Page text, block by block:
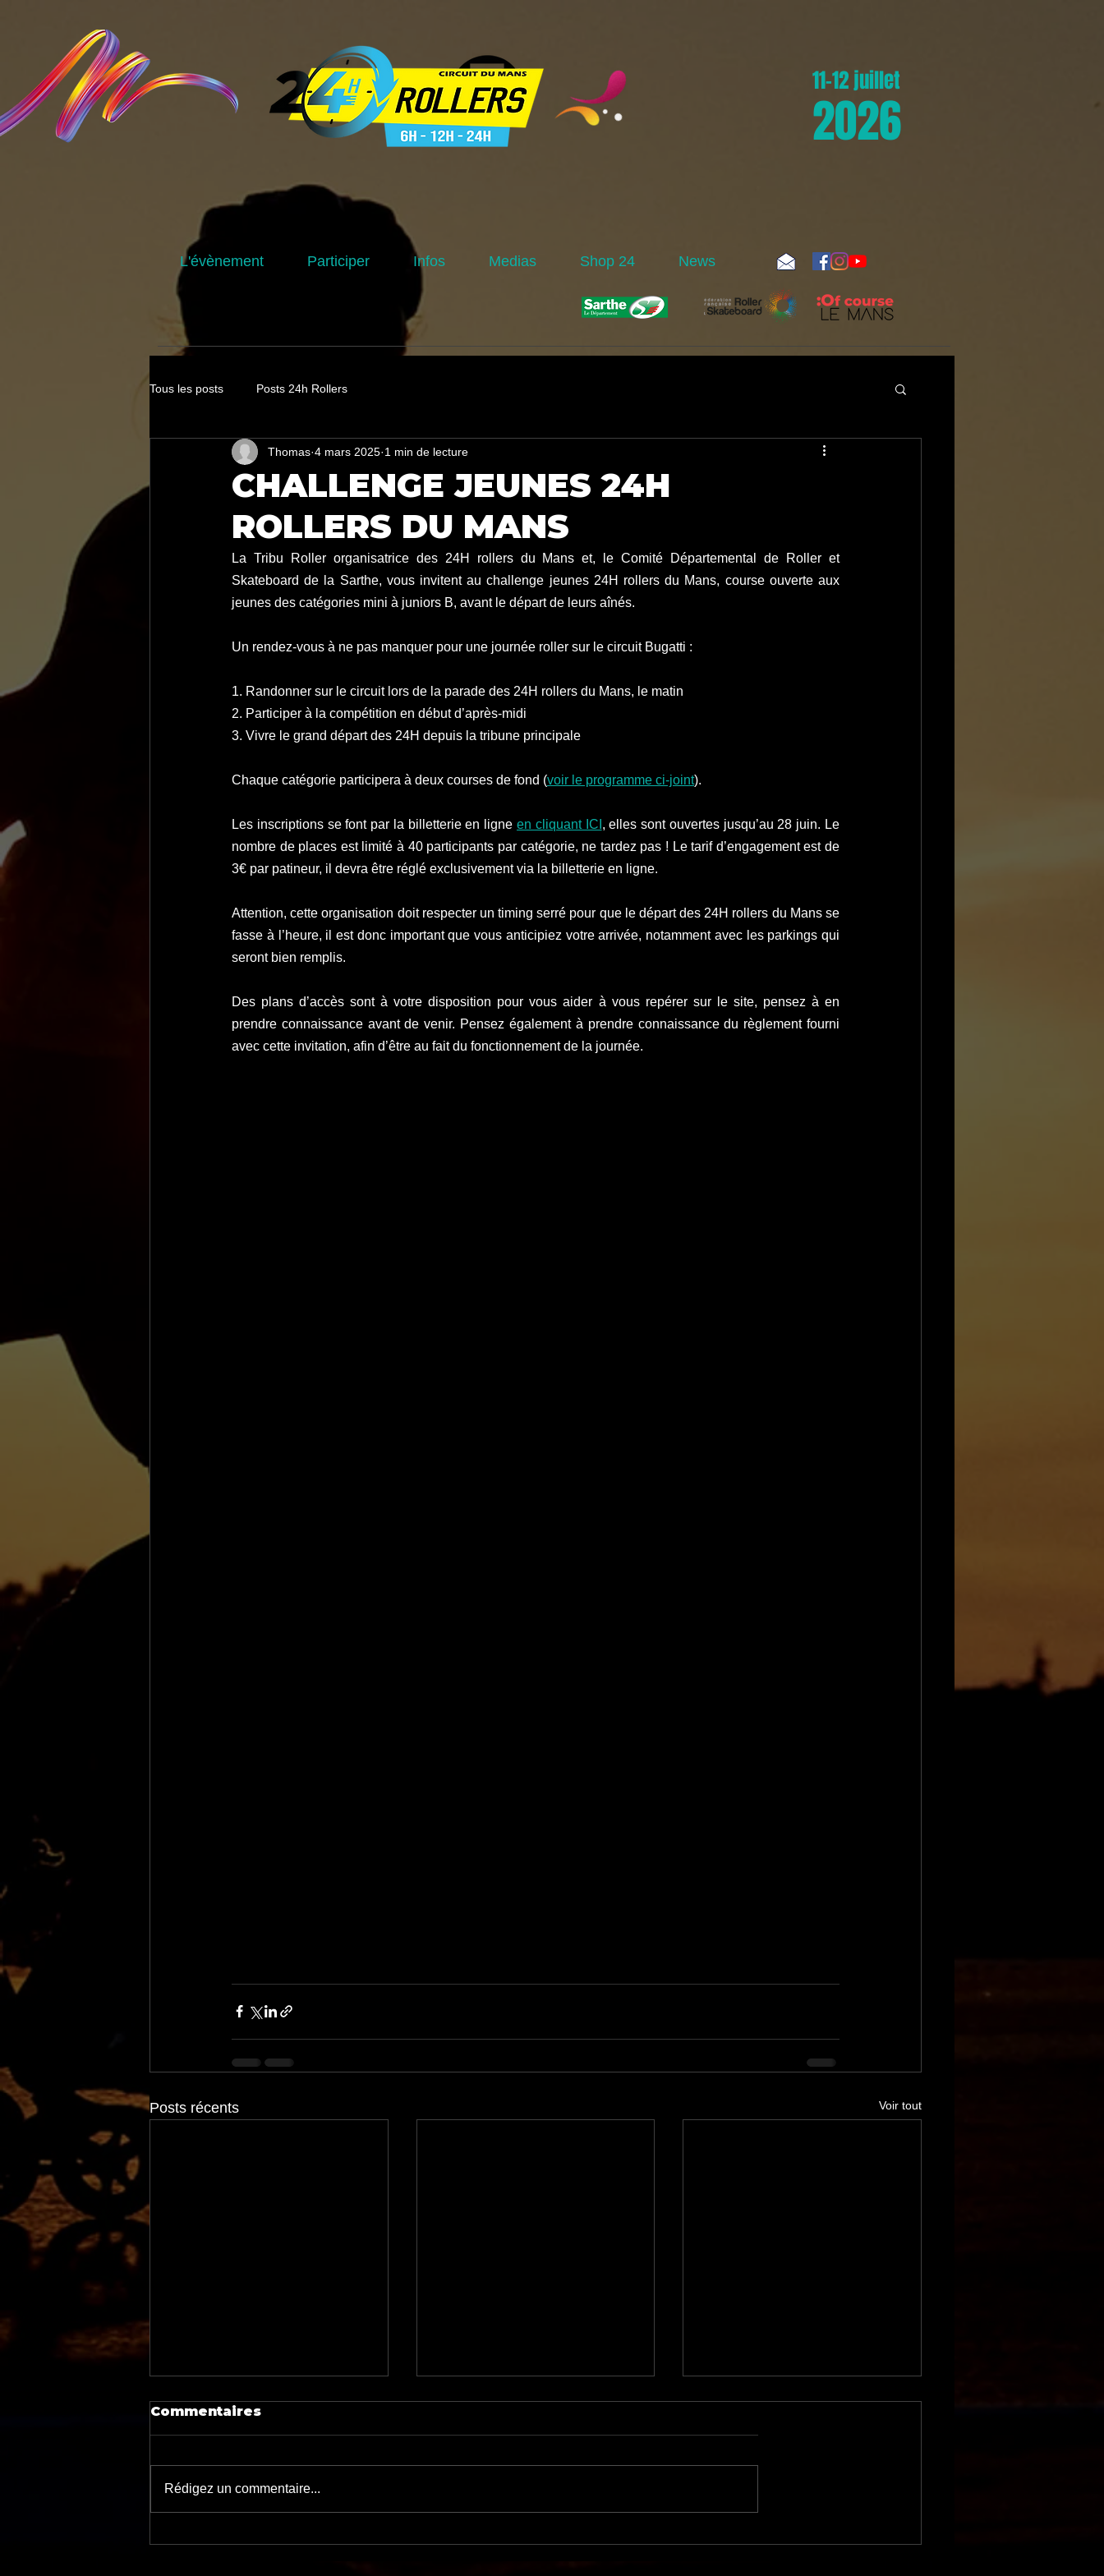
L'évènement Participer Infos Medias Shop 24 News
11-12 juillet
2026
Tous les posts Posts 24h Rollers
CHALLENGE JEUNES 24H
ROLLERS DU MANS
Thomas 4 mars 2025 1 min de lecture
La Tribu Roller organisatrice des 24H rollers du Mans et, le Comité Départemental de Roller et
Skateboard de la Sarthe, vous invitent au challenge jeunes 24H rollers du Mans, course ouverte aux
jeunes des catégories mini à juniors B, avant le départ de leurs aînés.
Un rendez-vous à ne pas manquer pour une journée roller sur le circuit Bugatti :
1. Randonner sur le circuit lors de la parade des 24H rollers du Mans, le matin
2. Participer à la compétition en début d’après-midi
3. Vivre le grand départ des 24H depuis la tribune principale
Chaque catégorie participera à deux courses de fond (voir le programme ci-joint).
Les inscriptions se font par la billetterie en ligne en cliquant ICI , elles sont ouvertes jusqu’au 28 juin. Le
nombre de places est limité à 40 participants par catégorie, ne tardez pas ! Le tarif d’engagement est de
3€ par patineur, il devra être réglé exclusivement via la billetterie en ligne.
Attention, cette organisation doit respecter un timing serré pour que le départ des 24H rollers du Mans se
fasse à l’heure, il est donc important que vous anticipiez votre arrivée, notamment avec les parkings qui
seront bien remplis.
Des plans d’accès sont à votre disposition pour vous aider à vous repérer sur le site, pensez à en
prendre connaissance avant de venir. Pensez également à prendre connaissance du règlement fourni
avec cette invitation, afin d’être au fait du fonctionnement de la journée.
Posts récents Voir tout
Commentaires
Rédigez un commentaire...